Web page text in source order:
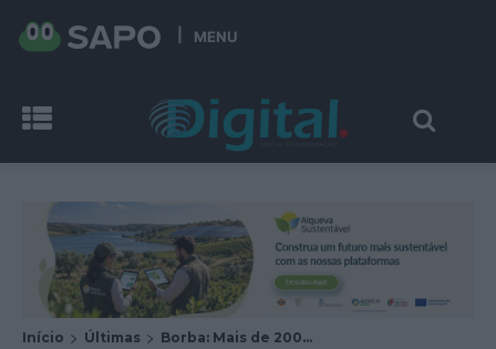
MENU
Início Últimas Borba: Mais de 200...